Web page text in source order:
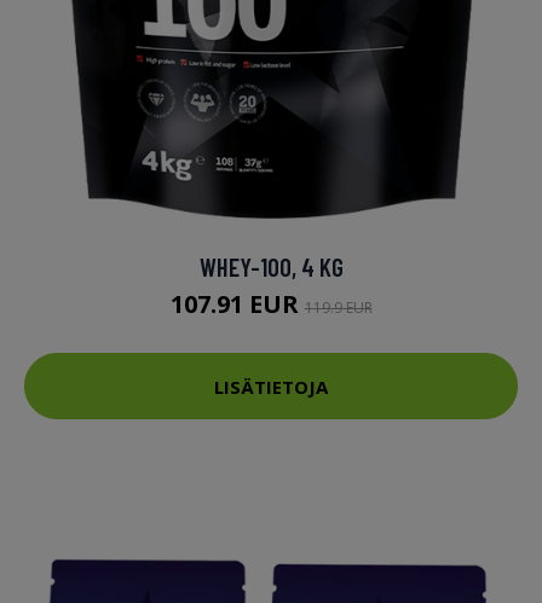
WHEY-100, 4 KG
107.91 EUR119.9 EUR
LISÄTIETOJA